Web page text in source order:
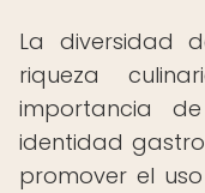
La diversidad
riqueza
importancia
identidad
promover el